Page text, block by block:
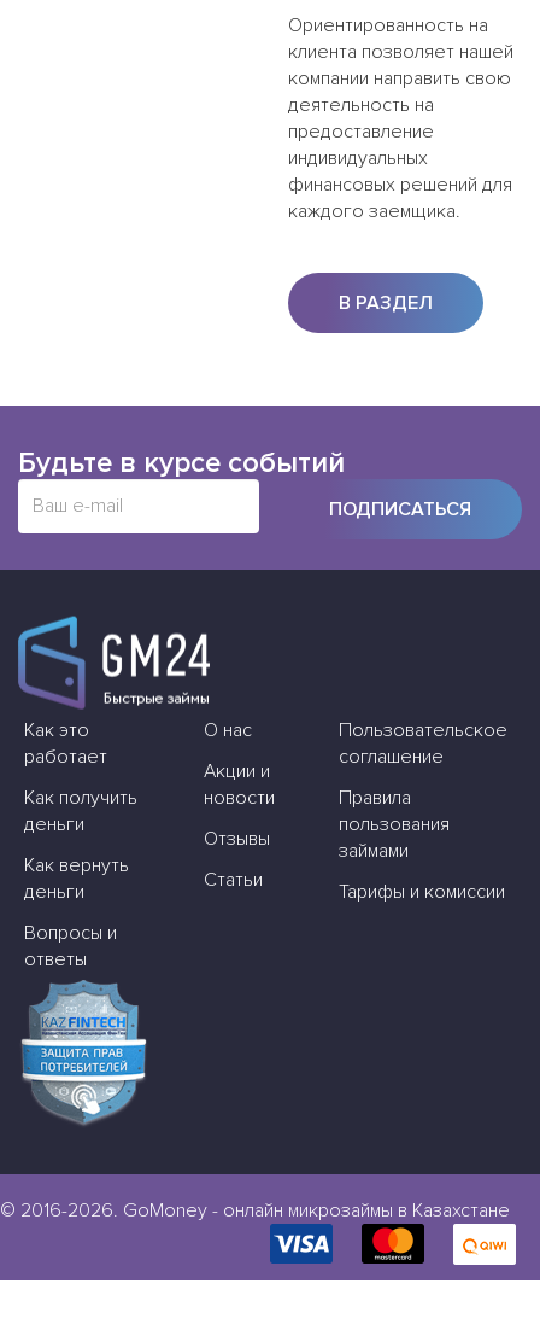
Ориентированность на
клиента позволяет нашей
компании направить свою
деятельность на
предоставление
индивидуальных
финансовых решений для
каждого заемщика.
В РАЗДЕЛ
Будьте в курсе событий
ПОДПИСАТЬСЯ
Как это
работает
Как получить
деньги
Как вернуть
деньги
Вопросы и
ответы
О нас
Акции и
новости
Отзывы
Статьи
Пользовательское
соглашение
Правила
пользования
займами
Тарифы и комиссии
© 2016-2026. GoMoney - онлайн микрозаймы в Казахстане